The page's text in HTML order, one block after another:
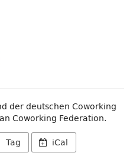
der deutschen Coworking
Coworking Federation.
Tag iCal